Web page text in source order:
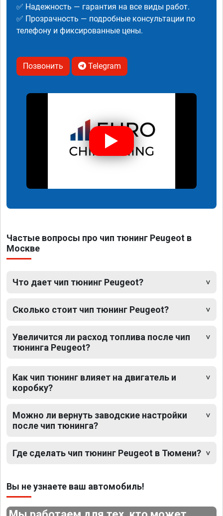
✅ Надежность — гарантия на все виды работ.
✅ Прозрачность — подробные консультации по
телефону и фиксированные цены.
Позвонить Telegram
Частые вопросы про чип тюнинг Peugeot в
Москве
Что дает чип тюнинг Peugeot?
Сколько стоит чип тюнинг Peugeot?
Увеличится ли расход топлива после чип
тюнинга Peugeot?
Как чип тюнинг влияет на двигатель и
коробку?
Можно ли вернуть заводские настройки
после чип тюнинга?
Где сделать чип тюнинг Peugeot в Тюмени?
Вы не узнаете ваш автомобиль!